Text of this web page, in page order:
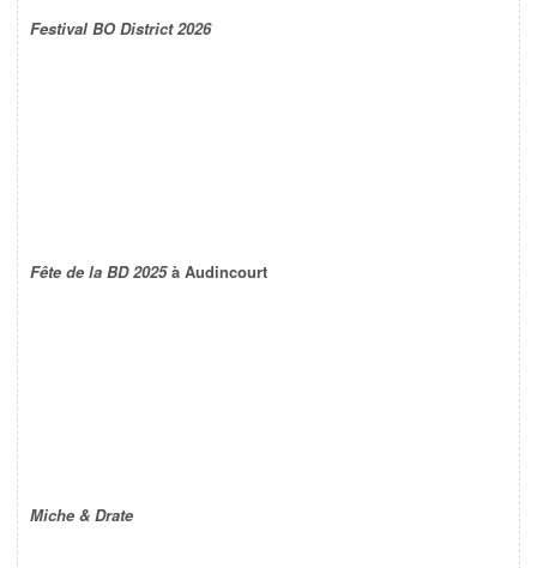
Festival BO District 2026
Fête de la BD 2025à Audincourt
Miche & Drate